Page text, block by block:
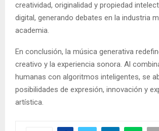
creatividad, originalidad y propiedad
digital, generando debates en la industria
academia.
En conclusión, la música generativa
creativo y la experiencia sonora. Al
humanas con algoritmos inteligentes, se
posibilidades de expresión, innovación y
artística.